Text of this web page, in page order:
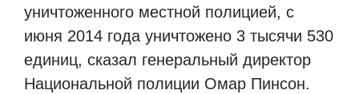
уничтоженного местной полицией, с
июня 2014 года уничтожено 3 тысячи 530
единиц, сказал генеральный директор
Национальной полиции Омар Пинсон.